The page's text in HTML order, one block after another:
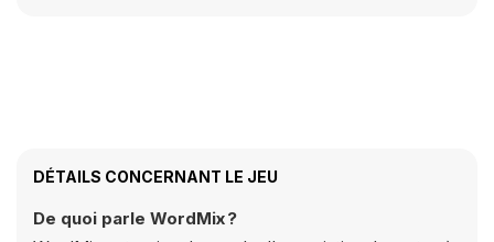
DÉTAILS CONCERNANT LE JEU
De quoi parle WordMix ?